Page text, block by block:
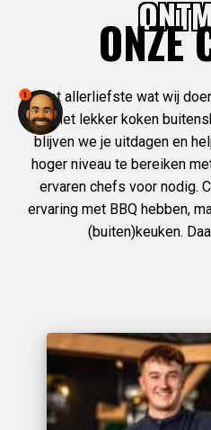
ONZE
Het allerliefste wat wij
over het lekker koken
blijven we je uitdagen en
hoger niveau te bereiken
ervaren chefs voor nodig.
ervaring met BBQ hebben,
(buiten)keuken.
1